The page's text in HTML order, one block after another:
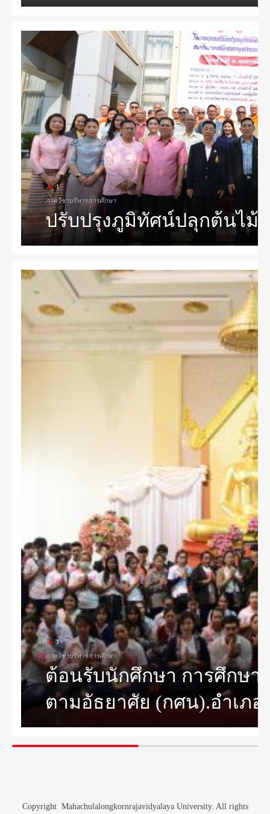
1
ภาควิชาบริหารการศึกษา
ปรับปรุงภูมิทัศน์ปลุกต้นไม้
1
ภาควิชาบริหารการศึกษา
ต้อนรับนักศึกษา การศึกษา
ตามอัธยาศัย (กศน).อำเภ
Copyright Mahachulalongkornrajavidyalaya University. All rights